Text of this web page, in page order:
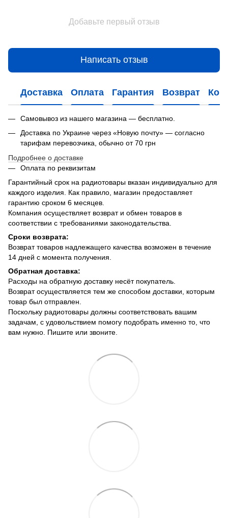
Добавьте первый отзыв
Написать отзыв
Доставка Оплата Гарантия Возврат
Самовывоз из нашего магазина — бесплатно.
Доставка по Украине через «Новую почту» — согласно
тарифам перевозчика, обычно от 70 грн
Подробнее о доставке
Оплата по реквизитам
Гарантийный срок на радиотовары вказан индивидуально для
каждого изделия. Как правило, магазин предоставляет
гарантию сроком 6 месяцев.
Компания осуществляет возврат и обмен товаров в
соответствии с требованиями законодательства.
Сроки возврата:
Возврат товаров надлежащего качества возможен в течение
14 дней с момента получения.
Обратная доставка:
Расходы на обратную доставку несёт покупатель.
Возврат осуществляется тем же способом доставки, которым
товар был отправлен.
Поскольку радиотовары должны соответствовать вашим
задачам, с удовольствием помогу подобрать именно то, что
вам нужно. Пишите или звоните.